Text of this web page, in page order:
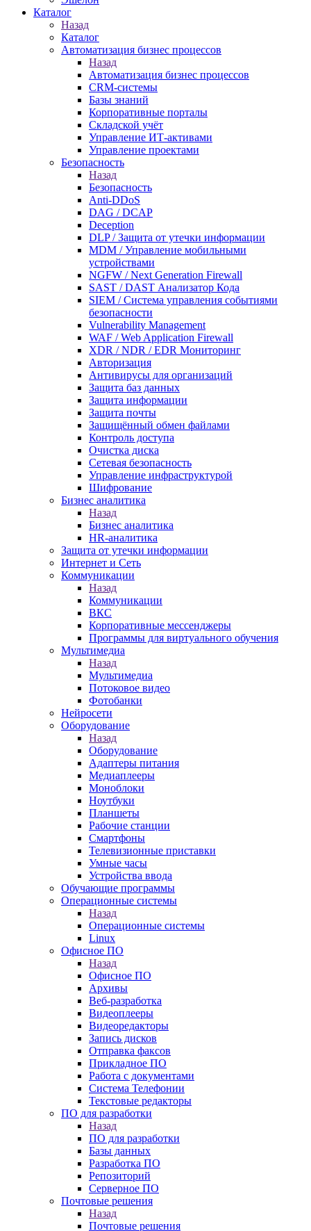
Каталог
Назад
Каталог
Автоматизация бизнес процессов
Назад
Автоматизация бизнес процессов
CRM-системы
Базы знаний
Корпоративные порталы
Складской учёт
Управление ИТ-активами
Управление проектами
Безопасность
Назад
Безопасность
Anti-DDoS
DAG / DCAP
Deception
DLP / Защита от утечки информации
MDM / Управление мобильными
устройствами
NGFW / Next Generation Firewall
SAST / DAST Анализатор Кода
SIEM / Система управления событиями
безопасности
Vulnerability Management
WAF / Web Application Firewall
XDR / NDR / EDR Мониторинг
Авторизация
Антивирусы для организаций
Защита баз данных
Защита информации
Защита почты
Защищённый обмен файлами
Контроль доступа
Очистка диска
Сетевая безопасность
Управление инфраструктурой
Шифрование
Бизнес аналитика
Назад
Бизнес аналитика
HR-аналитика
Защита от утечки информации
Интернет и Сеть
Коммуникации
Назад
Коммуникации
ВКС
Корпоративные мессенджеры
Программы для виртуального обучения
Мультимедиа
Назад
Мультимедиа
Потоковое видео
Фотобанки
Нейросети
Оборудование
Назад
Оборудование
Адаптеры питания
Медиаплееры
Моноблоки
Ноутбуки
Планшеты
Рабочие станции
Смартфоны
Телевизионные приставки
Умные часы
Устройства ввода
Обучающие программы
Операционные системы
Назад
Операционные системы
Linux
Офисное ПО
Назад
Офисное ПО
Архивы
Веб-разработка
Видеоплееры
Видеоредакторы
Запись дисков
Отправка факсов
Прикладное ПО
Работа с документами
Система Телефонии
Текстовые редакторы
ПО для разработки
Назад
ПО для разработки
Базы данных
Разработка ПО
Репозиторий
Серверное ПО
Почтовые решения
Назад
Почтовые решения